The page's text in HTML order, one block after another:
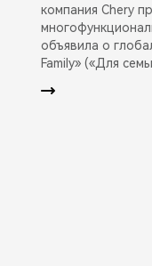
компания Chery
объявила о
Family» («Для